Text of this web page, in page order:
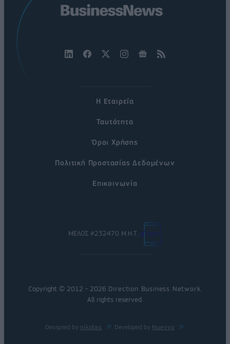
Η Εταιρεία
Ταυτότητα
Όροι Χρήσης
Πολιτική Προστασίας Δεδομένων
Επικοινωνία
ΜΕΛΟΣ #232470 Μ.Η.Τ.
Copyright © 2012 - 2026 Direction Business Network
All rights reserved.
Designed by nikolas Developed by Nuevvo